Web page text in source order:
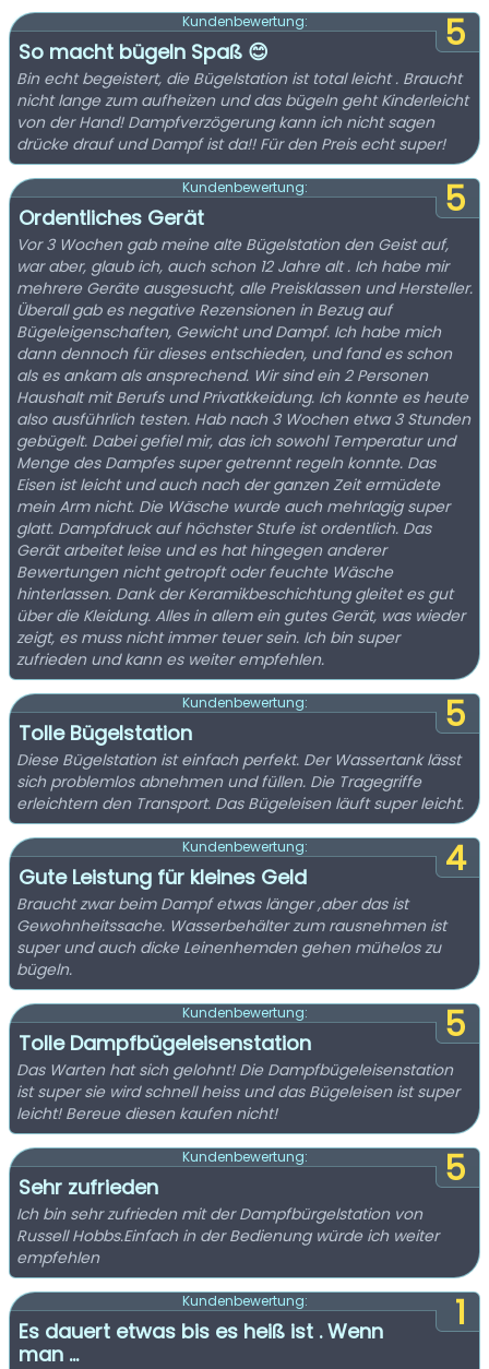
5
Kundenbewertung:
So macht bügeln Spaß 😊
Bin echt begeistert, die Bügelstation ist total leicht . Braucht
nicht lange zum aufheizen und das bügeln geht Kinderleicht
von der Hand! Dampfverzögerung kann ich nicht sagen
drücke drauf und Dampf ist da!! Für den Preis echt super!
5
Kundenbewertung:
Ordentliches Gerät
Vor 3 Wochen gab meine alte Bügelstation den Geist auf,
war aber, glaub ich, auch schon 12 Jahre alt . Ich habe mir
mehrere Geräte ausgesucht, alle Preisklassen und Hersteller.
Überall gab es negative Rezensionen in Bezug auf
Bügeleigenschaften, Gewicht und Dampf. Ich habe mich
dann dennoch für dieses entschieden, und fand es schon
als es ankam als ansprechend. Wir sind ein 2 Personen
Haushalt mit Berufs und Privatkkeidung. Ich konnte es heute
also ausführlich testen. Hab nach 3 Wochen etwa 3 Stunden
gebügelt. Dabei gefiel mir, das ich sowohl Temperatur und
Menge des Dampfes super getrennt regeln konnte. Das
Eisen ist leicht und auch nach der ganzen Zeit ermüdete
mein Arm nicht. Die Wäsche wurde auch mehrlagig super
glatt. Dampfdruck auf höchster Stufe ist ordentlich. Das
Gerät arbeitet leise und es hat hingegen anderer
Bewertungen nicht getropft oder feuchte Wäsche
hinterlassen. Dank der Keramikbeschichtung gleitet es gut
über die Kleidung. Alles in allem ein gutes Gerät, was wieder
zeigt, es muss nicht immer teuer sein. Ich bin super
zufrieden und kann es weiter empfehlen.
5
Kundenbewertung:
Tolle Bügelstation
Diese Bügelstation ist einfach perfekt. Der Wassertank lässt
sich problemlos abnehmen und füllen. Die Tragegriffe
erleichtern den Transport. Das Bügeleisen läuft super leicht.
4
Kundenbewertung:
Gute Leistung für kleines Geld
Braucht zwar beim Dampf etwas länger ,aber das ist
Gewohnheitssache. Wasserbehälter zum rausnehmen ist
super und auch dicke Leinenhemden gehen mühelos zu
bügeln.
5
Kundenbewertung:
Tolle Dampfbügeleisenstation
Das Warten hat sich gelohnt! Die Dampfbügeleisenstation
ist super sie wird schnell heiss und das Bügeleisen ist super
leicht! Bereue diesen kaufen nicht!
5
Kundenbewertung:
Sehr zufrieden
Ich bin sehr zufrieden mit der Dampfbürgelstation von
Russell Hobbs.Einfach in der Bedienung würde ich weiter
empfehlen
1
Kundenbewertung:
Es dauert etwas bis es heiß ist . Wenn
man ...